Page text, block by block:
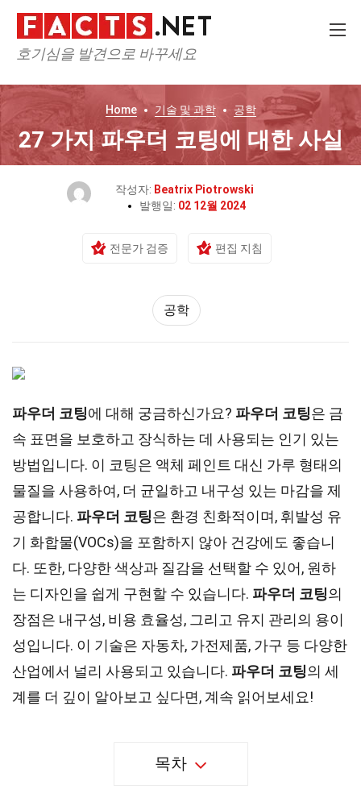
호기심을 발견으로 바꾸세요
Home 기술 및 과학 공학
27 가지 파우더 코팅에 대한 사실
작성자: Beatrix Piotrowski
발행일: 02 12월 2024
전문가 검증 편집 지침
공학
파우더 코팅에 대해 궁금하신가요? 파우더 코팅은 금
속 표면을 보호하고 장식하는 데 사용되는 인기 있는
방법입니다. 이 코팅은 액체 페인트 대신 가루 형태의
물질을 사용하여, 더 균일하고 내구성 있는 마감을 제
공합니다. 파우더 코팅은 환경 친화적이며, 휘발성 유
기 화합물(VOCs)을 포함하지 않아 건강에도 좋습니
다. 또한, 다양한 색상과 질감을 선택할 수 있어, 원하
는 디자인을 쉽게 구현할 수 있습니다. 파우더 코팅의
장점은 내구성, 비용 효율성, 그리고 유지 관리의 용이
성입니다. 이 기술은 자동차, 가전제품, 가구 등 다양한
산업에서 널리 사용되고 있습니다. 파우더 코팅의 세
계를 더 깊이 알아보고 싶다면, 계속 읽어보세요!
목차